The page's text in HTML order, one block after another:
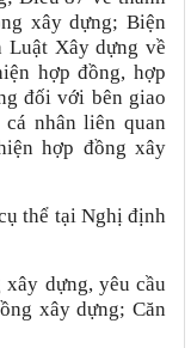
xây dựng; Biện
Luật Xây dựng về
hợp đồng, hợp
đối với bên giao
nhân liên quan
hợp đồng xây
thể tại Nghị định
dựng, yêu cầu
xây dựng; Căn